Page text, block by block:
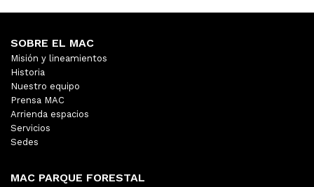
SOBRE EL MAC
Misión y lineamientos
Historia
Nuestro equipo
Prensa MAC
Arrienda espacios
Servicios
Sedes
MAC PARQUE FORESTAL